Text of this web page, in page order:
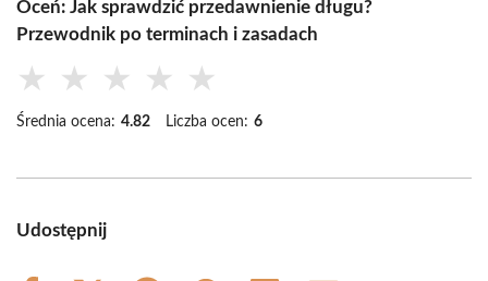
Oceń: Jak sprawdzić przedawnienie długu?
Przewodnik po terminach i zasadach
★ ★ ★ ★ ★
Średnia ocena: 4.82 Liczba ocen: 6
Udostępnij